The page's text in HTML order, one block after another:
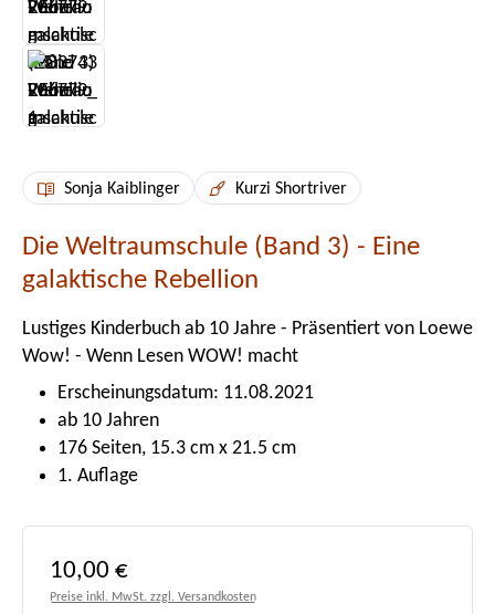
Sonja Kaiblinger Kurzi Shortriver
Die Weltraumschule (Band 3) - Eine
galaktische Rebellion
Lustiges Kinderbuch ab 10 Jahre - Präsentiert von Loewe
Wow! - Wenn Lesen WOW! macht
Erscheinungsdatum: 11.08.2021
ab 10 Jahren
176 Seiten, 15.3 cm x 21.5 cm
1. Auflage
Regulärer Preis:
10,00 €
Preise inkl. MwSt. zzgl. Versandkosten